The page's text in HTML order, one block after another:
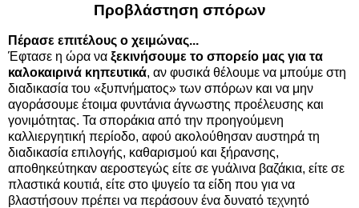
Προβλάστηση σπόρων
Πέρασε επιτέλους ο χειμώνας...
Έφτασε η ώρα να ξεκινήσουμε το σπορείο μας για τα
καλοκαιρινά κηπευτικά, αν φυσικά θέλουμε να μπούμε στη
διαδικασία του «ξυπνήματος» των σπόρων και να μην
αγοράσουμε έτοιμα φυντάνια άγνωστης προέλευσης και
γονιμότητας. Τα σποράκια από την προηγούμενη
καλλιεργητική περίοδο, αφού ακολούθησαν αυστηρά τη
διαδικασία επιλογής, καθαρισμού και ξήρανσης,
αποθηκεύτηκαν αεροστεγώς είτε σε γυάλινα βαζάκια, είτε σε
πλαστικά κουτιά, είτε στο ψυγείο τα είδη που για να
βλαστήσουν πρέπει να περάσουν ένα δυνατό τεχνητό